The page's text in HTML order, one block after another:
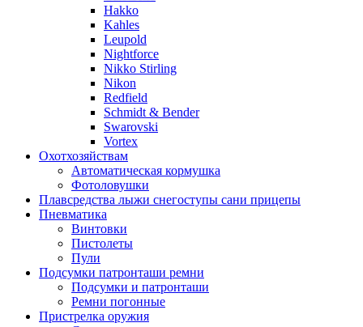
Hakko
Kahles
Leupold
Nightforce
Nikko Stirling
Nikon
Redfield
Schmidt & Bender
Swarovski
Vortex
Охотхозяйствам
Автоматическая кормушка
Фотоловушки
Плавсредства лыжи снегоступы сани прицепы
Пневматика
Винтовки
Пистолеты
Пули
Подсумки патронташи ремни
Подсумки и патронташи
Ремни погонные
Пристрелка оружия